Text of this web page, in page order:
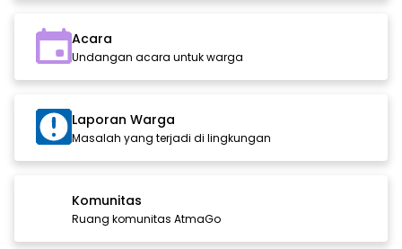
Acara
Undangan acara untuk warga
Laporan Warga
Masalah yang terjadi di lingkungan
Komunitas
Ruang komunitas AtmaGo